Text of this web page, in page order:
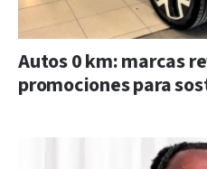
Autos 0 km: marcas
promociones para